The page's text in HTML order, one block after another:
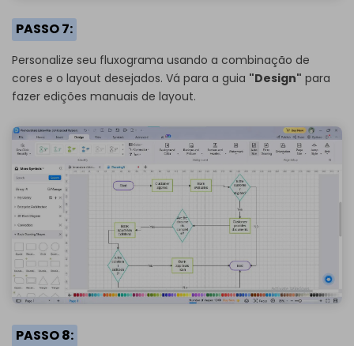
PASSO 7:
Personalize seu fluxograma usando a combinação de
cores e o layout desejados. Vá para a guia "Design" para
fazer edições manuais de layout.
PASSO 8: